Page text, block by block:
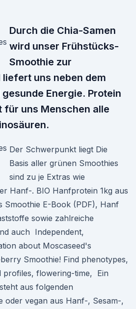
Durch die Chia-Samen
wird unser Frühstücks-
Smoothie zur
uns neben dem
Energie. Protein
für uns Menschen alle
Der Schwerpunkt liegt Die
Basis aller grünen Smoothies
sind zu je Extras wie
Hanf-. BIO Hanfprotein 1kg aus
Smoothie E-Book (PDF), Hanf
sowie zahlreiche
auch Independent,
about Moscaseed's
Smoothie! Find phenotypes,
profiles, flowering-time, Ein
aus folgenden
oder vegan aus Hanf-, Sesam-,